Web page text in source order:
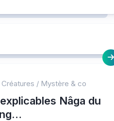
/ Mystère & co
Nâga du